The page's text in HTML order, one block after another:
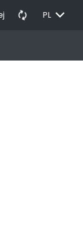
autorenew PL EXPAND_MORE